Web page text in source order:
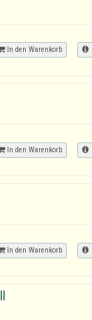
In den Warenkorb
In den Warenkorb
In den Warenkorb